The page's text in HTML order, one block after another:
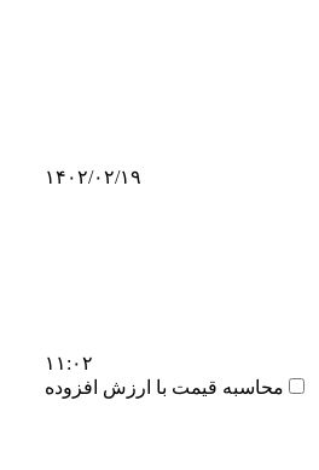
۱۴۰۲/۰۲/۱۹
۱۱:۰۲
محاسبه قیمت با ارزش افزوده